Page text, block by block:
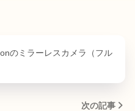
のミラーレスカメラ（フル
次の記事